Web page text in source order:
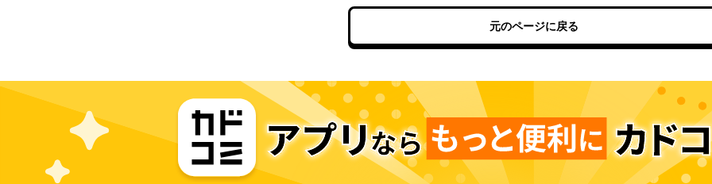
元のページに戻る